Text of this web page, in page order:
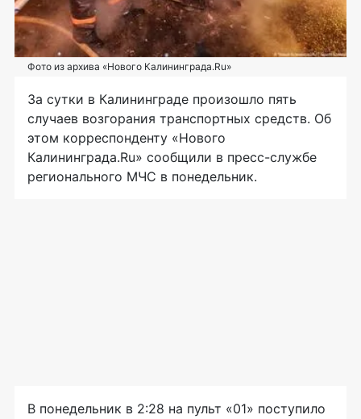
Фото из архива «Нового Калининграда.Ru»
За сутки в Калининграде произошло пять
случаев возгорания транспортных средств. Об
этом корреспонденту «Нового
Калининграда.Ru» сообщили в пресс-службе
регионального МЧС в понедельник.
В понедельник в 2:28 на пульт «01» поступило